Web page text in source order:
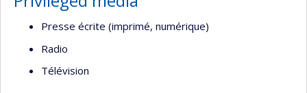
Presse écrite (imprimé, numérique)
Radio
Télévision